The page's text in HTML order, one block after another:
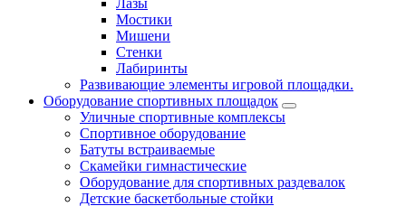
Лазы
Мостики
Мишени
Стенки
Лабиринты
Развивающие элементы игровой площадки.
Оборудование спортивных площадок
Уличные спортивные комплексы
Спортивное оборудование
Батуты встраиваемые
Скамейки гимнастические
Оборудование для спортивных раздевалок
Детские баскетбольные стойки